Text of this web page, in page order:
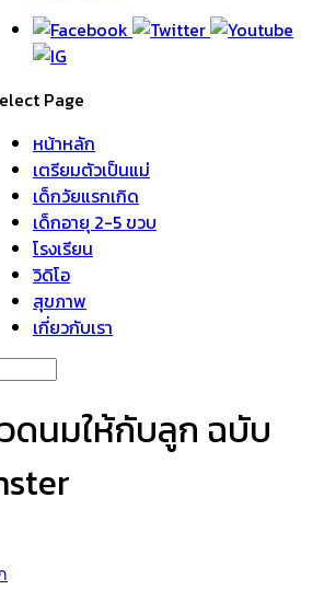
Page
หน้าหลัก
เตรียมตัวเป็นแม่
เด็กวัยแรกเกิด
เด็กอายุ 2-5 ขวบ
โรงเรียน
วิดิโอ
สุขภาพ
เกี่ยวกับเรา
ดนมให้กับลูก ฉบับ